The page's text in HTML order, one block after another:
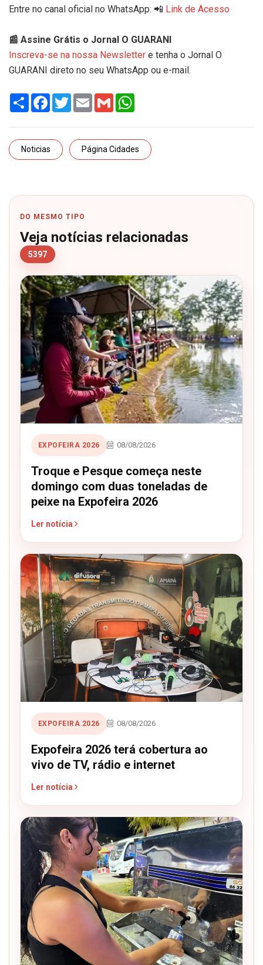
Entre no canal oficial no WhatsApp: 📲 Link de Acesso
📰 Assine Grátis o Jornal O GUARANI
Inscreva-se na nossa Newsletter e tenha o Jornal O
GUARANI direto no seu WhatsApp ou e-mail.
Share Facebook
TwitterEmail Gmail
Noticias Página Cidades
DO MESMO TIPO
Veja notícias relacionadas
5397
EXPOFEIRA 2026 08/08/2026
Troque e Pesque começa neste
domingo com duas toneladas de
peixe na Expofeira 2026
Ler notícia
EXPOFEIRA 2026 08/08/2026
Expofeira 2026 terá cobertura ao
vivo de TV, rádio e internet
Ler notícia